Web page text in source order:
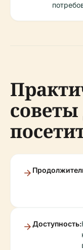
Доступность: